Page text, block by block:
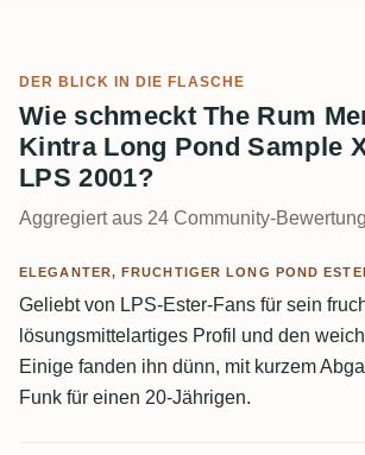
DER BLICK IN DIE FLASCHE
Wie schmeckt The Rum
Kintra Long Pond Sample
LPS 2001?
Aggregiert aus 24 Community-
ELEGANTER, FRUCHTIGER LONG POND
Geliebt von LPS-Ester-Fans für sein
lösungsmittelartiges Profil und den
Einige fanden ihn dünn, mit kurzem
Funk für einen 20-Jährigen.